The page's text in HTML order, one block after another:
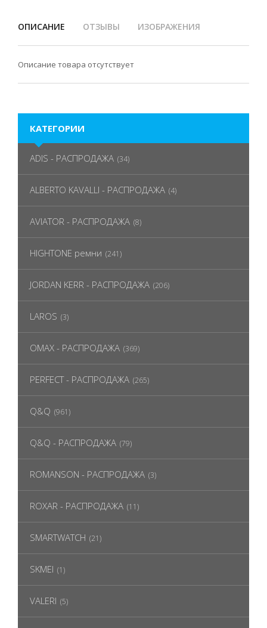
ОПИСАНИЕ ОТЗЫВЫ ИЗОБРАЖЕНИЯ
Описание товара отсутствует
КАТЕГОРИИ
ADIS - РАСПРОДАЖА (34)
ALBERTO KAVALLI - РАСПРОДАЖА (4)
AVIATOR - РАСПРОДАЖА (8)
HIGHTONE ремни (241)
JORDAN KERR - РАСПРОДАЖА (206)
LAROS (3)
OMAX - РАСПРОДАЖА (369)
PERFECT - РАСПРОДАЖА (265)
Q&Q (961)
Q&Q - РАСПРОДАЖА (79)
ROMANSON - РАСПРОДАЖА (3)
ROXAR - РАСПРОДАЖА (11)
SMARTWATCH (21)
SKMEI (1)
VALERI (5)